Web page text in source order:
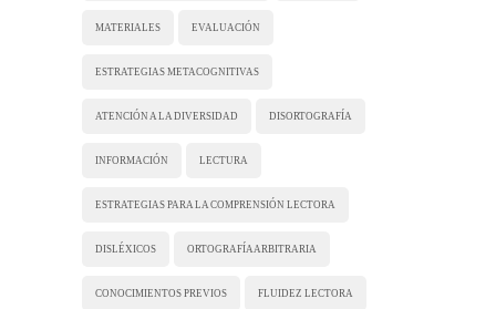
MATERIALES EVALUACIÓN
ESTRATEGIAS METACOGNITIVAS
ATENCIÓN A LA DIVERSIDAD DISORTOGRAFÍA
INFORMACIÓN LECTURA
ESTRATEGIAS PARA LA COMPRENSIÓN LECTORA
DISLÉXICOS ORTOGRAFÍA ARBITRARIA
CONOCIMIENTOS PREVIOS FLUIDEZ LECTORA